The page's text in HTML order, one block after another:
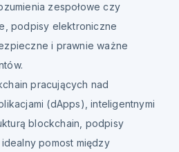
zespołowe czy
podpisy elektroniczne
i prawnie ważne
pracujących nad
(dApps), inteligentnymi
blockchain, podpisy
pomost między